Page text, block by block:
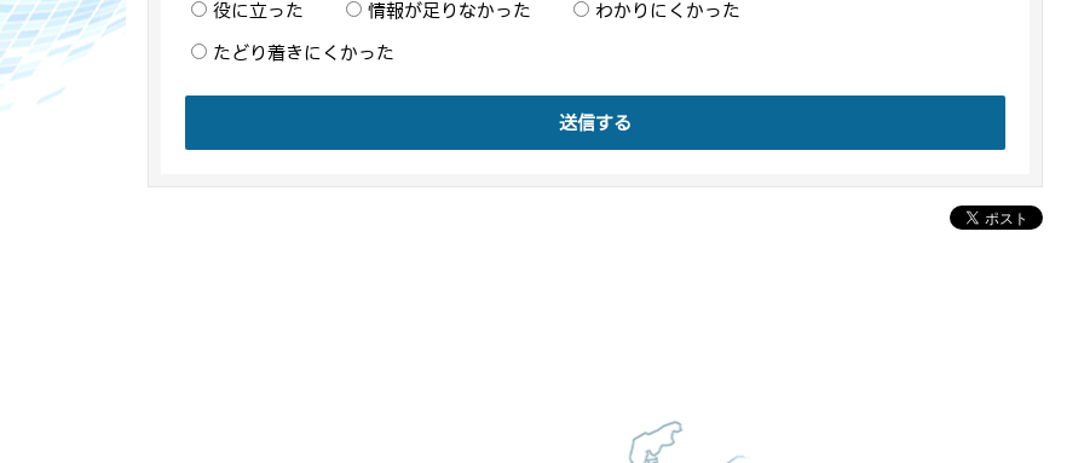
役に立った 情報が足りなかった わかりにくかった
たどり着きにくかった
送信する